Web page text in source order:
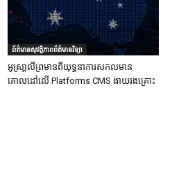
ព័ត៌មានសុវត្ថិភាពព័ត៌មានវិទ្យា
អូស្រា្តលីព្រមានពីយុទ្ធនាការសកលមាន
គោលដៅលើ Platforms CMS ងាយរងគ្រោះ